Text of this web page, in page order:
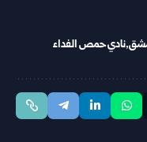
نادي حمص الفداء